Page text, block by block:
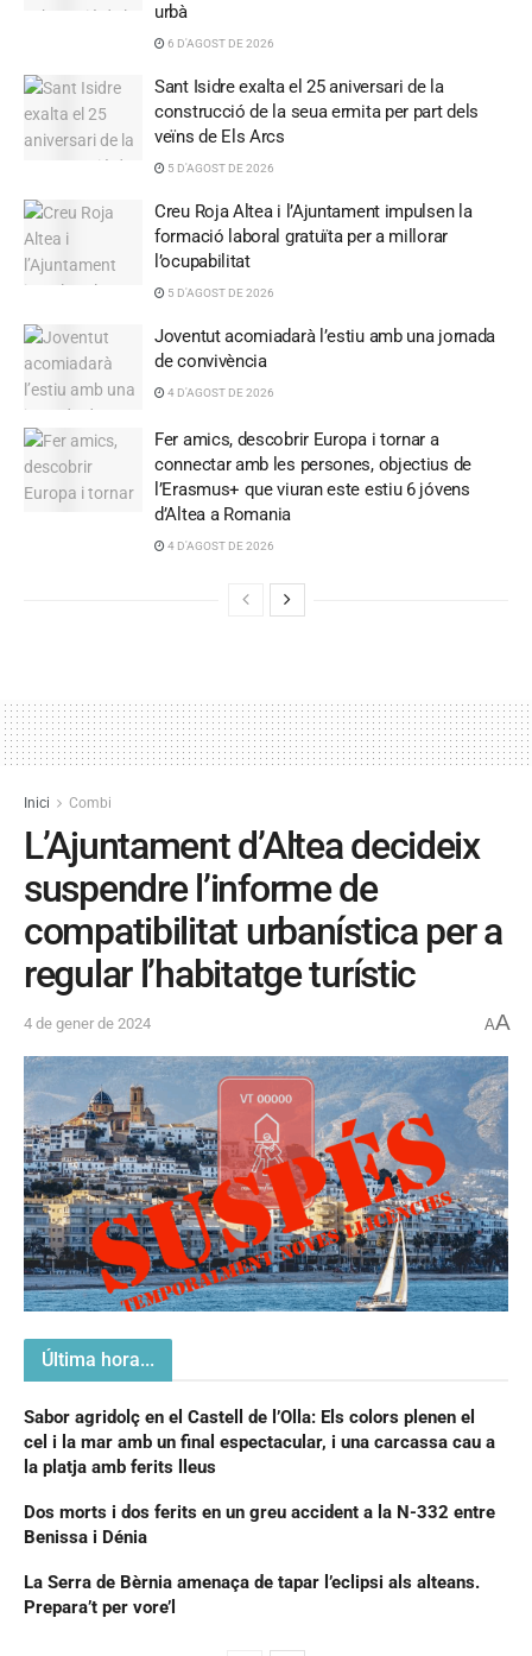
urbà
6 D'AGOST DE 2026
Sant Isidre exalta el 25 aniversari de la
construcció de la seua ermita per part dels
veïns de Els Arcs
5 D'AGOST DE 2026
Creu Roja Altea i l’Ajuntament impulsen la
formació laboral gratuïta per a millorar
l’ocupabilitat
5 D'AGOST DE 2026
Joventut acomiadarà l’estiu amb una jornada
de convivència
4 D'AGOST DE 2026
Fer amics, descobrir Europa i tornar a
connectar amb les persones, objectius de
l’Erasmus+ que viuran este estiu 6 jóvens
d’Altea a Romania
4 D'AGOST DE 2026
Inici Combi
L’Ajuntament d’Altea decideix
suspendre l’informe de
compatibilitat urbanística per a
regular l’habitatge turístic
4 de gener de 2024 AA
Última hora...
Sabor agridolç en el Castell de l’Olla: Els colors plenen el
cel i la mar amb un final espectacular, i una carcassa cau a
la platja amb ferits lleus
Dos morts i dos ferits en un greu accident a la N-332 entre
Benissa i Dénia
La Serra de Bèrnia amenaça de tapar l’eclipsi als alteans.
Prepara’t per vore’l